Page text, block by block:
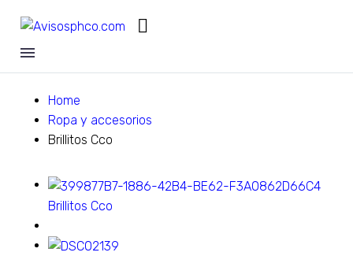
Home
Ropa y accesorios
Brillitos Cco
Brillitos Cco